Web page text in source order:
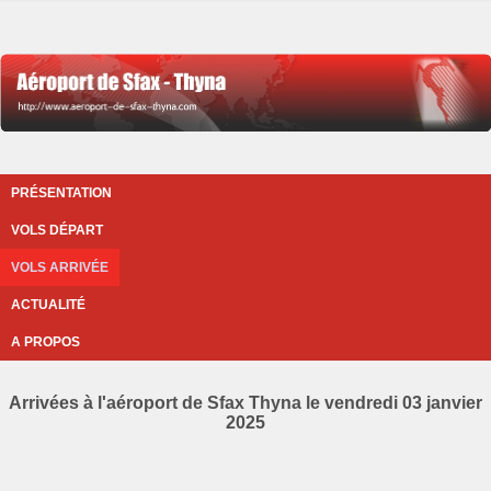
PRÉSENTATION
VOLS DÉPART
VOLS ARRIVÉE
ACTUALITÉ
A PROPOS
Arrivées à l'aéroport de Sfax Thyna le vendredi 03 janvier
2025